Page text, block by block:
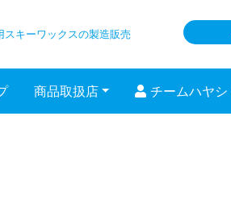
スキーワックスの製造販売
商品取扱店 チームハヤシ